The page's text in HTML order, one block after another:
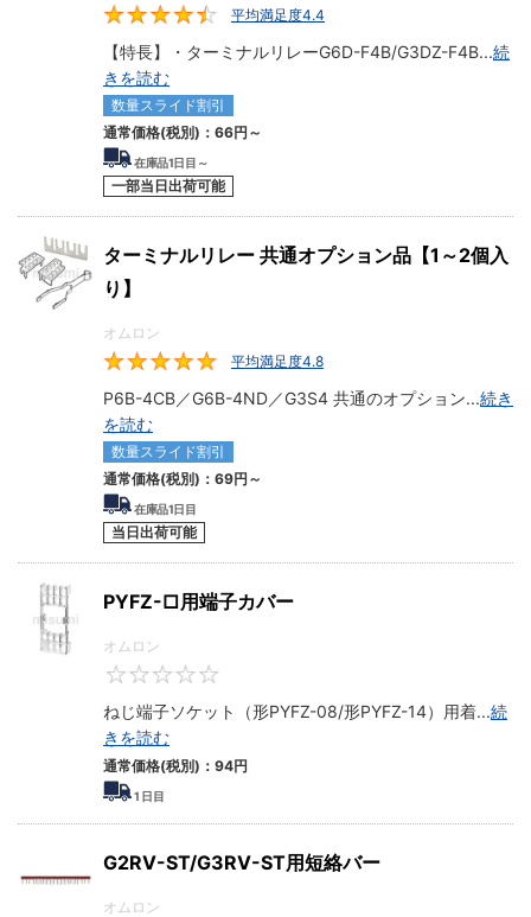
平均満足度4.4
【特長】・ターミナルリレーG6D-F4B/G3DZ-F4B...続
きを読む
数量スライド割引
通常価格(税別)： 66円 ～
在庫品1日目～
一部当日出荷可能
ターミナルリレー 共通オプション品【1～2個入
り】
オムロン
平均満足度4.8
P6B-4CB／G6B-4ND／G3S4 共通のオプション...続き
を読む
数量スライド割引
通常価格(税別)： 69円 ～
在庫品1日目
当日出荷可能
PYFZ-□用端子カバー
オムロン
ねじ端子ソケット（形PYFZ-08/形PYFZ-14）用着...続
きを読む
通常価格(税別)： 94円
1 日目
G2RV-ST/G3RV-ST用短絡バー
オムロン